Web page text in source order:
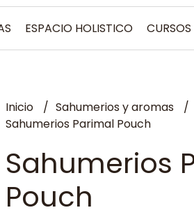
ESPACIO HOLISTICO CURSOS
Inicio Sahumerios y aromas
Sahumerios Parimal Pouch
Sahumerios
Pouch